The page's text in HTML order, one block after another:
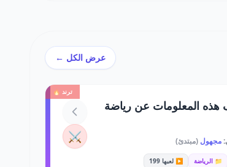
عرض الكل ←
ترند 🔥
المعلومات عن رياضة
مجهول (مبتدئ)
📁 الرياضة ▶️ لعبها 199
⚔️